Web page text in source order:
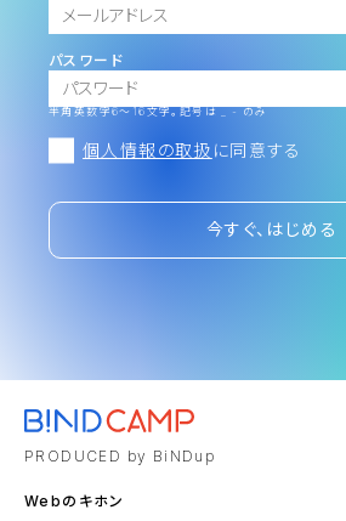
パスワード
半角英数字6～16文字。記号は _ - のみ
個人情報の取扱 に同意する
今すぐ、はじめる
PRODUCED by BiNDup
Webのキホン